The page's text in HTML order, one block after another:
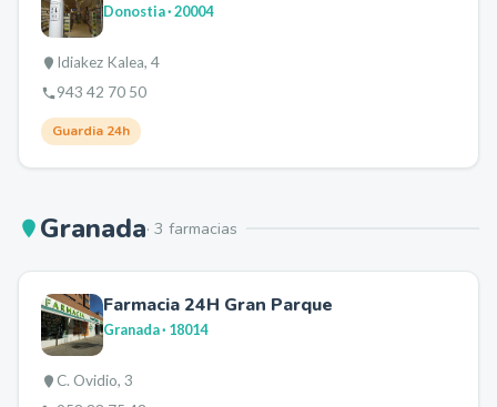
Donostia· 20004
Idiakez Kalea, 4
943 42 70 50
Guardia 24h
Granada· 3 farmacias
Farmacia 24H Gran Parque
Granada· 18014
C. Ovidio, 3